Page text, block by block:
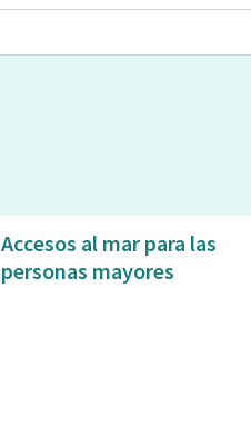
Accesos al mar para las
personas mayores